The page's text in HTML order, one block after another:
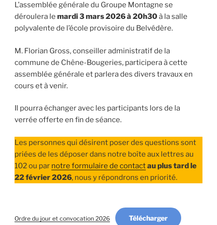
L’assemblée générale du Groupe Montagne se
déroulera le mardi 3 mars 2026 à 20h30à la salle
polyvalente de l’école provisoire du Belvédère.
M. Florian Gross, conseiller administratif de la
commune de Chêne-Bougeries, participera à cette
assemblée générale et parlera des divers travaux en
cours et à venir.
Il pourra échanger avec les participants lors de la
verrée offerte en fin de séance.
Les personnes qui désirent poser des questions sont
priées de les déposer dans notre boîte aux lettres au
102 ou par notre formulaire de contactau plus tard le
22 février 2026, nous y répondrons en priorité.
Ordre du jour et convocation 2026 Télécharger